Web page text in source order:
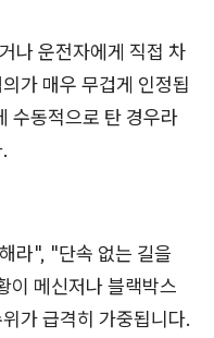
나 운전자에게 직접 차
가 매우 무겁게 인정됩
수동적으로 탄 경우라
라", "단속 없는 길을
이 메신저나 블랙박스
가 급격히 가중됩니다.